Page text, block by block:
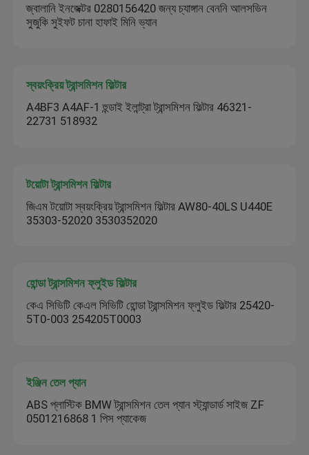
জ্বালানি ইনজেক্টর 0280156420 জন্য চ্যাঙ্গান বেননি আলসভিন
সুজুকি সুইফট চানা হাফাই মিনি ভ্যান
স্বয়ংক্রিয় ট্রান্সমিশন ফিল্টার
A4BF3 A4AF-1 হুন্ডাই ইলান্ট্রা ট্রান্সমিশন ফিল্টার 46321-
22731 518932
টয়োটা ট্রান্সমিশন ফিল্টার
জিএম টয়োটা স্বয়ংক্রিয় ট্রান্সমিশন ফিল্টার AW80-40LS U440E
35303-52020 3530352020
হোন্ডা ট্রান্সমিশন ফ্লুইড ফিল্টার
কেএ সিভিটি কেএল সিভিটি হোন্ডা ট্রান্সমিশন ফ্লুইড ফিল্টার 25420-
5T0-003 254205T0003
ইঞ্জিন তেল প্যান
ABS প্লাস্টিক BMW ট্রান্সমিশন তেল প্যান স্ট্যান্ডার্ড সাইজ ZF
0501216868 1 পিস প্যাকেজ